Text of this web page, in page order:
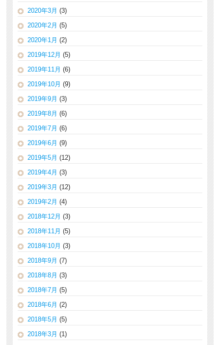
2020年3月 (3)
2020年2月 (5)
2020年1月 (2)
2019年12月 (5)
2019年11月 (6)
2019年10月 (9)
2019年9月 (3)
2019年8月 (6)
2019年7月 (6)
2019年6月 (9)
2019年5月 (12)
2019年4月 (3)
2019年3月 (12)
2019年2月 (4)
2018年12月 (3)
2018年11月 (5)
2018年10月 (3)
2018年9月 (7)
2018年8月 (3)
2018年7月 (5)
2018年6月 (2)
2018年5月 (5)
2018年3月 (1)